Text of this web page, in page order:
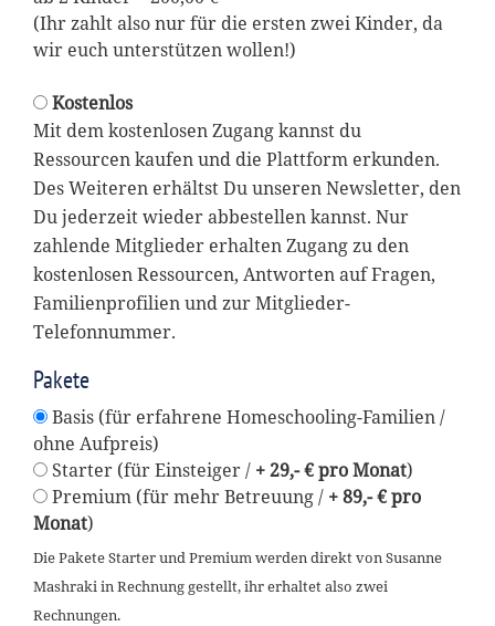
(Ihr zahlt also nur für die ersten zwei Kinder, da
wir euch unterstützen wollen!)
Kostenlos
Mit dem kostenlosen Zugang kannst du
Ressourcen kaufen und die Plattform erkunden.
Des Weiteren erhältst Du unseren Newsletter, den
Du jederzeit wieder abbestellen kannst. Nur
zahlende Mitglieder erhalten Zugang zu den
kostenlosen Ressourcen, Antworten auf Fragen,
Familienprofilien und zur Mitglieder-
Telefonnummer.
Pakete
Basis (für erfahrene Homeschooling-Familien /
ohne Aufpreis)
Starter (für Einsteiger / + 29,- € pro Monat)
Premium (für mehr Betreuung / + 89,- € pro
Monat)
Die Pakete Starter und Premium werden direkt von Susanne
Mashraki in Rechnung gestellt, ihr erhaltet also zwei
Rechnungen.